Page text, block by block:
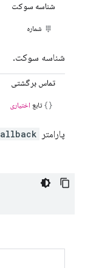
شناسه سوکت
شماره
شناسه سوکت.
تماس برگشتی
تابع اختیاری
پارامتر